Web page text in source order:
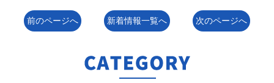
前のページへ 新着情報一覧へ 次のページへ